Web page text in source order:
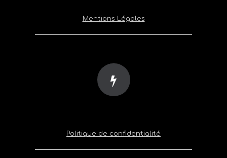
Mentions Légales
Politique de confidentialité